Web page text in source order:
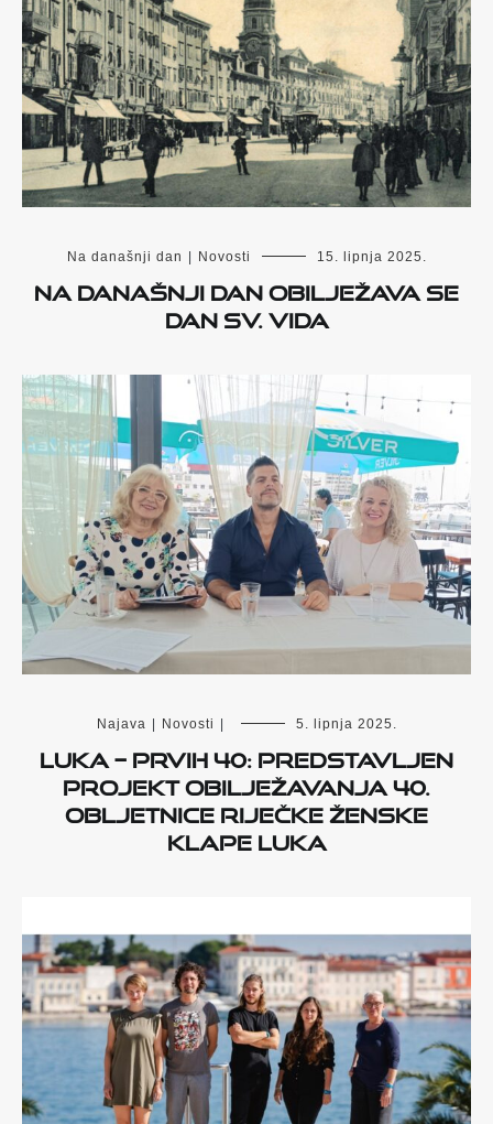
Na današnji dan Novosti 15. lipnja 2025.
Na današnji dan obilježava se
Dan sv. Vida
Najava Novosti 5. lipnja 2025.
LUKA – PRVIH 40: PREDSTAVLJEN
PROJEKT OBILJEŽAVANJA 40.
OBLJETNICE RIJEČKE ŽENSKE
KLAPE LUKA